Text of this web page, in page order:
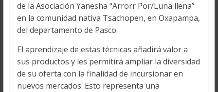
de la Asociación Yanesha “Arrorr Por/Luna llena”
en la comunidad nativa Tsachopen, en Oxapampa,
del departamento de Pasco.
El aprendizaje de estas técnicas añadirá valor a
sus productos y les permitirá ampliar la diversidad
de su oferta con la finalidad de incursionar en
nuevos mercados. Esto representa una